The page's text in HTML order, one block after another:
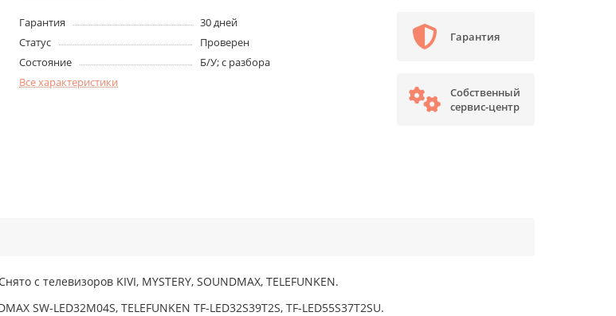
Гарантия
30 дней
Статус
Проверен
Состояние
Б/У; с разбора
Все характеристики
Гарантия
Собственный
сервис-центр
с телевизоров KIVI, MYSTERY, SOUNDMAX, TELEFUNKEN.
SW-LED32M04S, TELEFUNKEN TF-LED32S39T2S, TF-LED55S37T2SU.